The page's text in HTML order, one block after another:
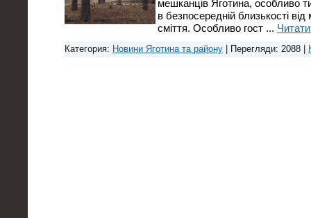
мешканців Яготина, особливо
в безпосередній близькості
сміття. Особливо гост ...
Категория: Новини Яготина та району | Перегляди: 2088 |